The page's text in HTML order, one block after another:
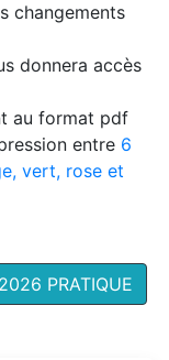
changements
donnera accès
au format pdf
entre 6
vert, rose et
PRATIQUE